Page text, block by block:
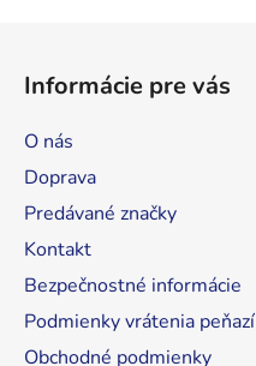
Informácie pre vás
O nás
Doprava
Predávané značky
Kontakt
Bezpečnostné informácie
Podmienky vrátenia peňazí
Obchodné podmienky